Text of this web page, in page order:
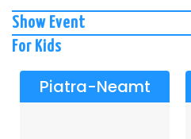
Show Event
For Kids
Piatra-Neamt